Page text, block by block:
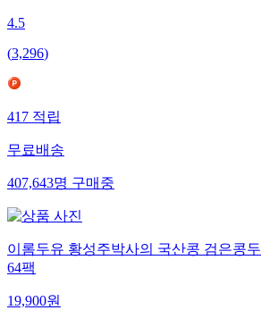
4.5
(3,296)
417적립
무료배송
407,643명구매중
이롬두유 황성주박사의 국산콩 검은콩
64팩
19,900원